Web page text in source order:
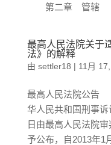
第二章 管辖
最高人民法院关于
法》的解释
由 settler18 | 11月
最高人民法院公告
华人民共和国刑事
日由最高人民法院
予公布，自2013年1